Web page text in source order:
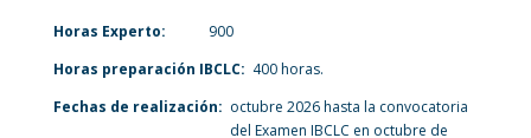
Horas Experto:
900
Horas preparación IBCLC: 400 horas.
Fechas de realización: octubre 2026 hasta la convocatoria
del Examen IBCLC en octubre de